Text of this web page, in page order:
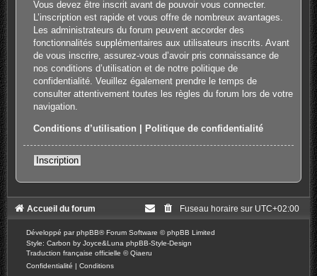
Vous devez être inscrit avant de pouvoir vous connecter.
L’inscription est rapide et vous offre de nombreux avantages.
Les administrateurs du forum peuvent accorder des
fonctionnalités supplémentaires aux utilisateurs inscrits. Avant
de vous inscrire, assurez-vous d’avoir pris connaissance de
nos conditions d’utilisation et de notre politique de
confidentialité. Veuillez également prendre le temps de
consulter attentivement toutes les règles du forum lors de votre
navigation.
Conditions d’utilisation Politique de confidentialité
Inscription
Accueil du forum Fuseau horaire sur UTC+02:00
Développé parphpBB® Forum Software © phpBB Limited
Style: Carbon by Joyce&Luna phpBB-Style-Design
Traduction française officielle ©Qiaeru
Confidentialité | Conditions